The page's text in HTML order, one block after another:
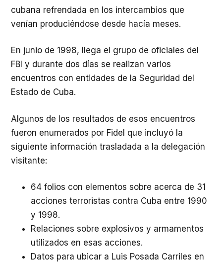
cubana refrendada en los intercambios que
venían produciéndose desde hacía meses.
En junio de 1998, llega el grupo de oficiales del
FBI y durante dos días se realizan varios
encuentros con entidades de la Seguridad del
Estado de Cuba.
Algunos de los resultados de esos encuentros
fueron enumerados por Fidel que incluyó la
siguiente información trasladada a la delegación
visitante:
64 folios con elementos sobre acerca de 31
acciones terroristas contra Cuba entre 1990
y 1998.
Relaciones sobre explosivos y armamentos
utilizados en esas acciones.
Datos para ubicar a Luis Posada Carriles en